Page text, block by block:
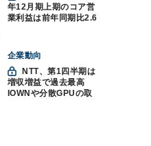
年12月期上期のコア営
業利益は前年同期比2.6
企業動向
増収増益で過去最高
IOWNや分散GPUの取